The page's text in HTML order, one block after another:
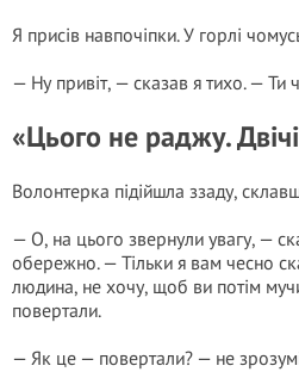
Я присів навпочіпки. У горлі
— Ну привіт, — сказав я тихо. — Ти
«Цього не раджу.
Волонтерка підійшла ззаду,
— О, на цього звернули увагу, —
обережно. — Тільки я вам чесно
людина, не хочу, щоб ви потім
повертали.
— Як це — повертали? — не